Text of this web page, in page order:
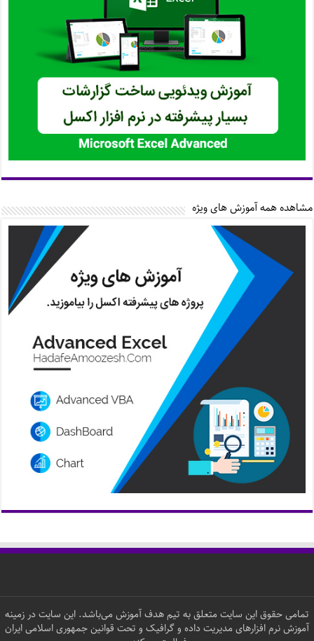
مشاهده همه آموزش های ویژه
تمامی حقوق این سایت متعلق به تیم هدف آموزش می‌باشد. این سایت در زمینه
آموزش نرم افزارهای مدیریت داده و گرافیک و تحت قوانین جمهوری اسلامی ایران